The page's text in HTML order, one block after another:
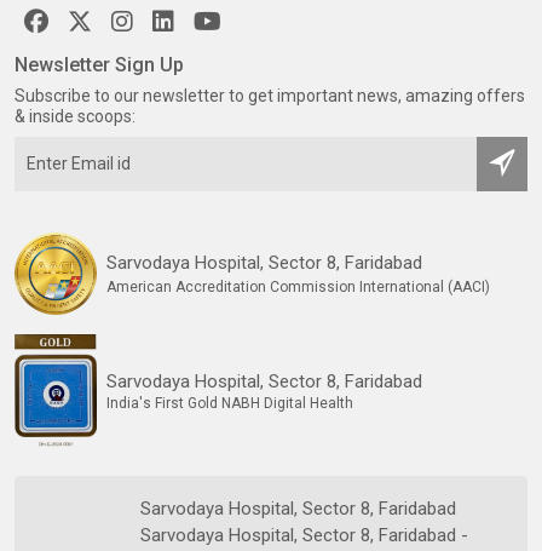
Sarvodaya Hospital, Sector 8, Faridabad
American Accreditation Commission International (AACI)
Sarvodaya Hospital, Sector 8, Faridabad
India's First Gold NABH Digital Health
Sarvodaya Hospital, Sector 8, Faridabad
Sarvodaya Hospital, Sector 8, Faridabad -
Newsletter Sign Up
Subscribe to our newsletter to get important news, amazing offers
& inside scoops: